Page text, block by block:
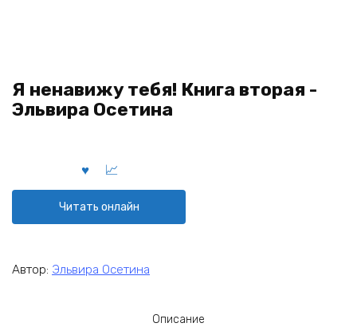
Я ненавижу тебя! Книга вторая -
Эльвира Осетина
Читать онлайн
Автор: Эльвира Осетина
Описание